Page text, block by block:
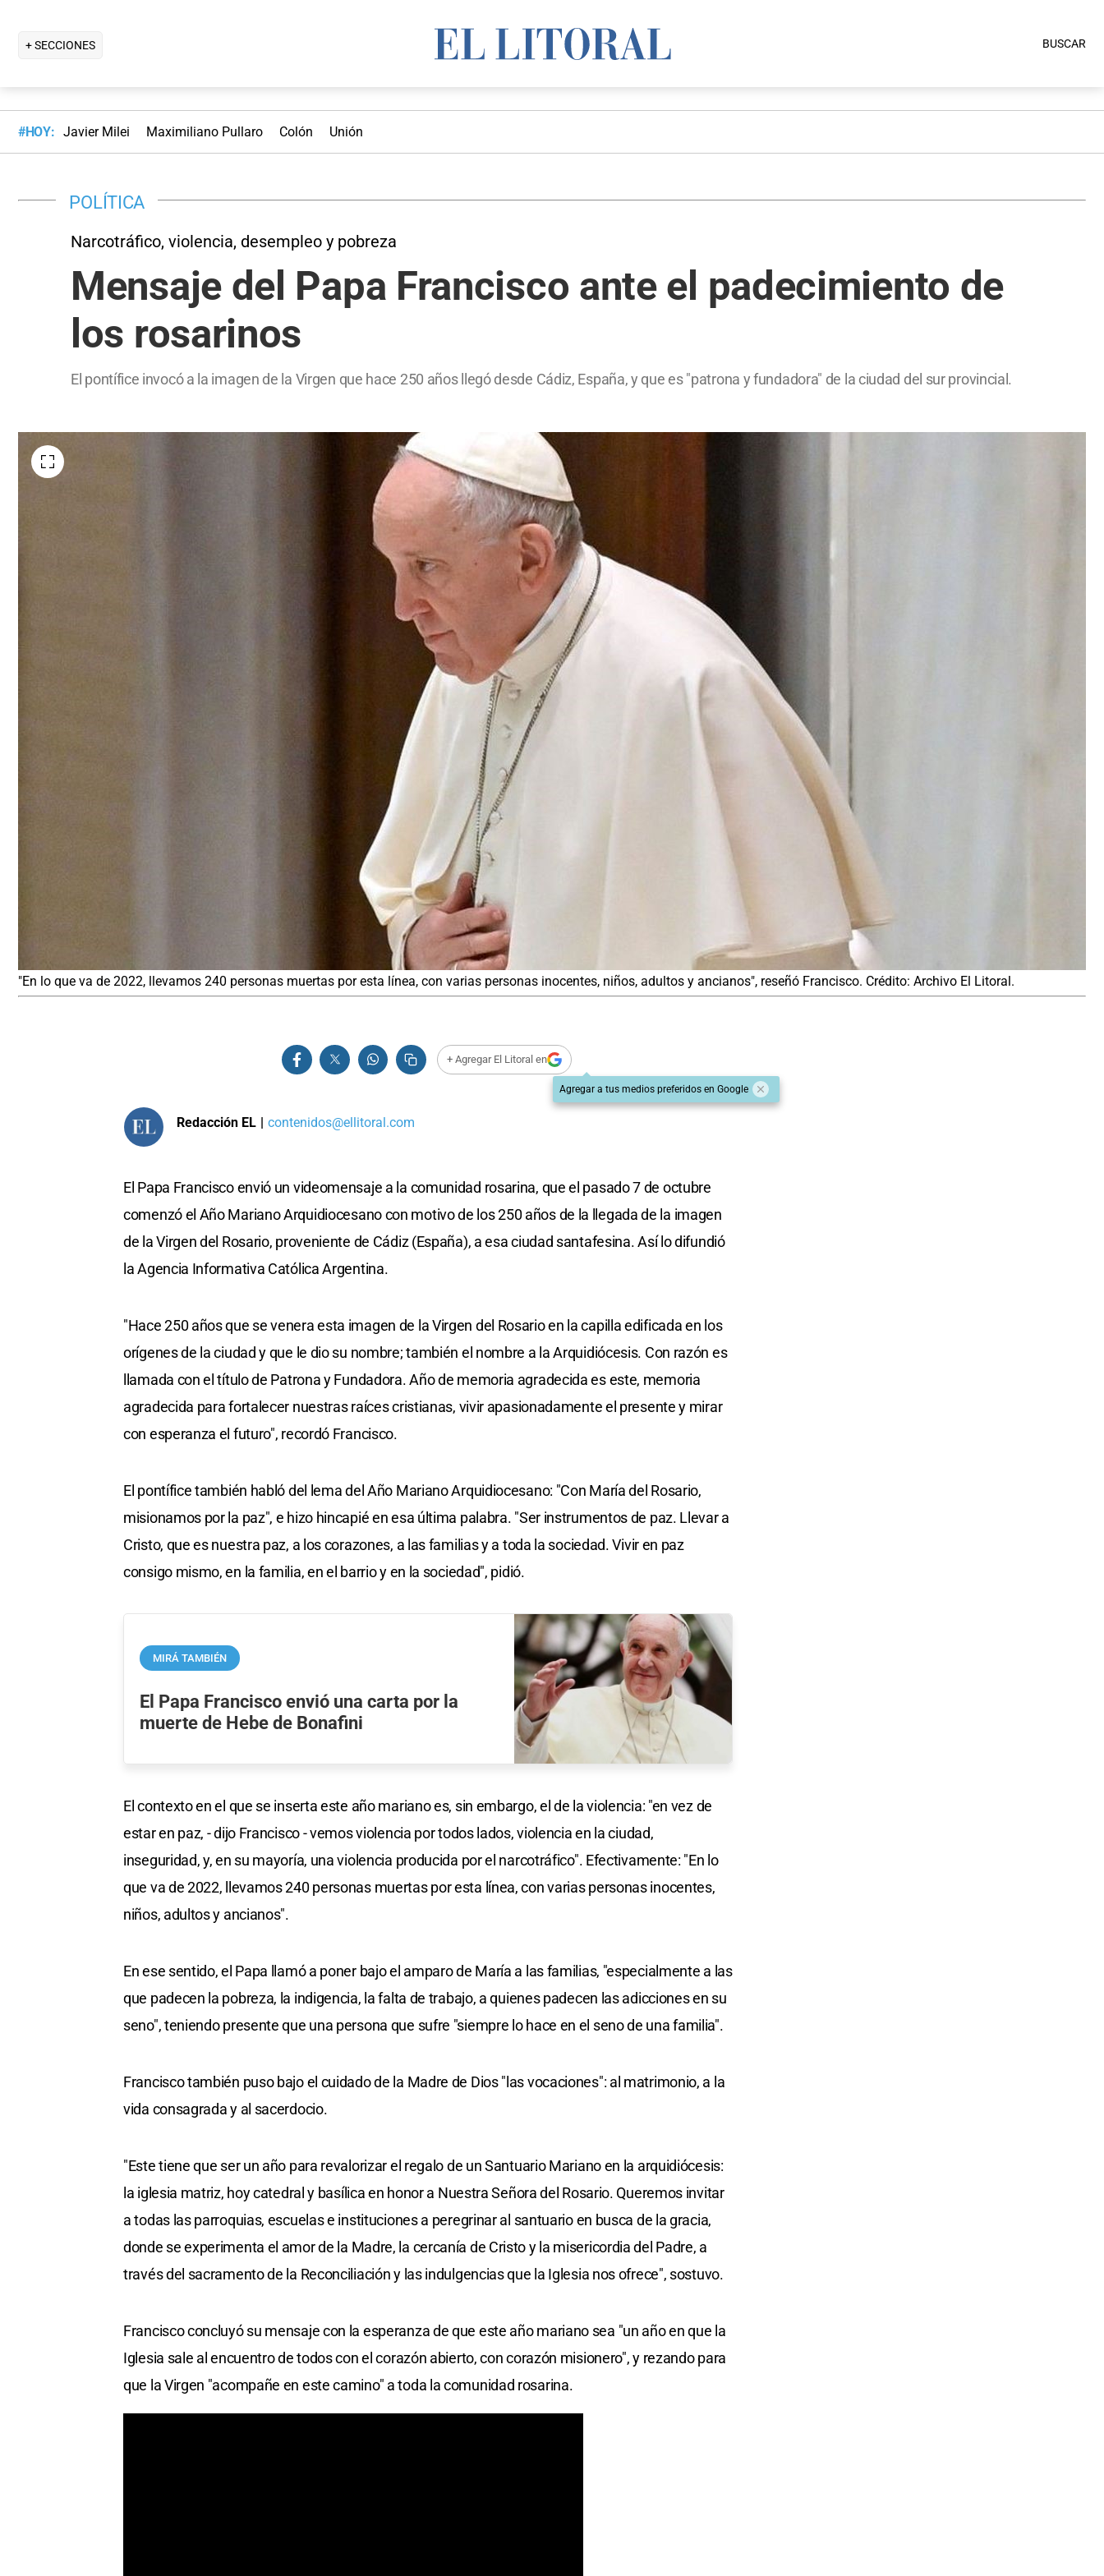
+ SECCIONES BUSCAR
#HOY: Javier Milei Maximiliano Pullaro Colón Unión
POLÍTICA
Narcotráfico, violencia, desempleo y pobreza
Mensaje del Papa Francisco ante el padecimiento de
los rosarinos
El pontífice invocó a la imagen de la Virgen que hace 250 años llegó desde Cádiz, España, y que es "patrona y fundadora" de la ciudad del sur provincial.
"En lo que va de 2022, llevamos 240 personas muertas por esta línea, con varias personas inocentes, niños, adultos y ancianos", reseñó Francisco. Crédito: Archivo El Litoral.
+ Agregar El Litoral en
Agregar a tus medios preferidos en Google
Redacción EL | contenidos@ellitoral.com
El Papa Francisco envió un videomensaje a la comunidad rosarina, que el pasado 7 de octubre
comenzó el Año Mariano Arquidiocesano con motivo de los 250 años de la llegada de la imagen
de la Virgen del Rosario, proveniente de Cádiz (España), a esa ciudad santafesina. Así lo difundió
la Agencia Informativa Católica Argentina.
"Hace 250 años que se venera esta imagen de la Virgen del Rosario en la capilla edificada en los
orígenes de la ciudad y que le dio su nombre; también el nombre a la Arquidiócesis. Con razón es
llamada con el título de Patrona y Fundadora. Año de memoria agradecida es este, memoria
agradecida para fortalecer nuestras raíces cristianas, vivir apasionadamente el presente y mirar
con esperanza el futuro", recordó Francisco.
El pontífice también habló del lema del Año Mariano Arquidiocesano: "Con María del Rosario,
misionamos por la paz", e hizo hincapié en esa última palabra. "Ser instrumentos de paz. Llevar a
Cristo, que es nuestra paz, a los corazones, a las familias y a toda la sociedad. Vivir en paz
consigo mismo, en la familia, en el barrio y en la sociedad", pidió.
MIRÁ TAMBIÉN
El Papa Francisco envió una carta por la
muerte de Hebe de Bonafini
El contexto en el que se inserta este año mariano es, sin embargo, el de la violencia: "en vez de
estar en paz, - dijo Francisco - vemos violencia por todos lados, violencia en la ciudad,
inseguridad, y, en su mayoría, una violencia producida por el narcotráfico". Efectivamente: "En lo
que va de 2022, llevamos 240 personas muertas por esta línea, con varias personas inocentes,
niños, adultos y ancianos".
En ese sentido, el Papa llamó a poner bajo el amparo de María a las familias, "especialmente a las
que padecen la pobreza, la indigencia, la falta de trabajo, a quienes padecen las adicciones en su
seno", teniendo presente que una persona que sufre "siempre lo hace en el seno de una familia".
Francisco también puso bajo el cuidado de la Madre de Dios "las vocaciones": al matrimonio, a la
vida consagrada y al sacerdocio.
"Este tiene que ser un año para revalorizar el regalo de un Santuario Mariano en la arquidiócesis:
la iglesia matriz, hoy catedral y basílica en honor a Nuestra Señora del Rosario. Queremos invitar
a todas las parroquias, escuelas e instituciones a peregrinar al santuario en busca de la gracia,
donde se experimenta el amor de la Madre, la cercanía de Cristo y la misericordia del Padre, a
través del sacramento de la Reconciliación y las indulgencias que la Iglesia nos ofrece", sostuvo.
Francisco concluyó su mensaje con la esperanza de que este año mariano sea "un año en que la
Iglesia sale al encuentro de todos con el corazón abierto, con corazón misionero", y rezando para
que la Virgen "acompañe en este camino" a toda la comunidad rosarina.